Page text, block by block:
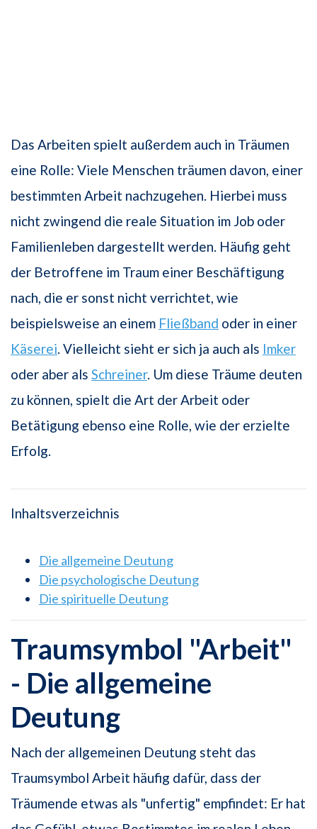
Das Arbeiten spielt außerdem auch in Träumen
eine Rolle: Viele Menschen träumen davon, einer
bestimmten Arbeit nachzugehen. Hierbei muss
nicht zwingend die reale Situation im Job oder
Familienleben dargestellt werden. Häufig geht
der Betroffene im Traum einer Beschäftigung
nach, die er sonst nicht verrichtet, wie
beispielsweise an einem Fließband oder in einer
Käserei . Vielleicht sieht er sich ja auch als Imker
oder aber als Schreiner. Um diese Träume deuten
zu können, spielt die Art der Arbeit oder
Betätigung ebenso eine Rolle, wie der erzielte
Erfolg.
Inhaltsverzeichnis
Die allgemeine Deutung
Die psychologische Deutung
Die spirituelle Deutung
Traumsymbol "Arbeit"
- Die allgemeine
Deutung
Nach der allgemeinen Deutung steht das
Traumsymbol Arbeit häufig dafür, dass der
Träumende etwas als "unfertig" empfindet: Er hat